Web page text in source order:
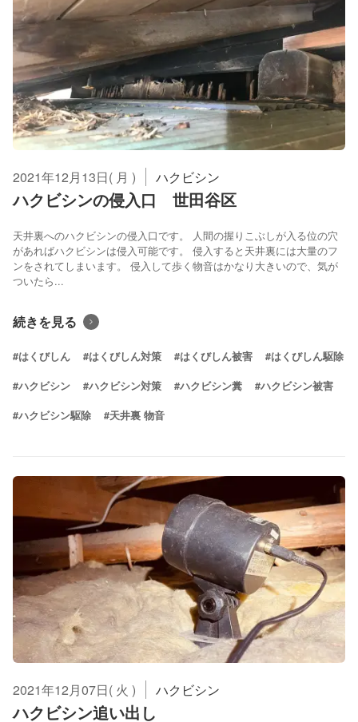
2021年12月13日( 月 ) ハクビシン
ハクビシンの侵入口 世田谷区
天井裏へのハクビシンの侵入口です。 人間の握りこぶしが入る位の穴
があればハクビシンは侵入可能です。 侵入すると天井裏には大量のフ
ンをされてしまいます。 侵入して歩く物音はかなり大きいので、気が
ついたら...
続きを見る
#はくびしん #はくびしん対策 #はくびしん被害 #はくびしん駆除
#ハクビシン #ハクビシン対策 #ハクビシン糞 #ハクビシン被害
#ハクビシン駆除 #天井裏 物音
2021年12月07日( 火 ) ハクビシン
ハクビシン追い出し